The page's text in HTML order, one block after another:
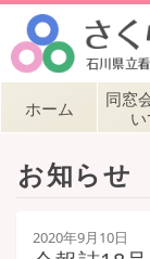
ホーム
同窓
い
お知らせ
2020年9月10日